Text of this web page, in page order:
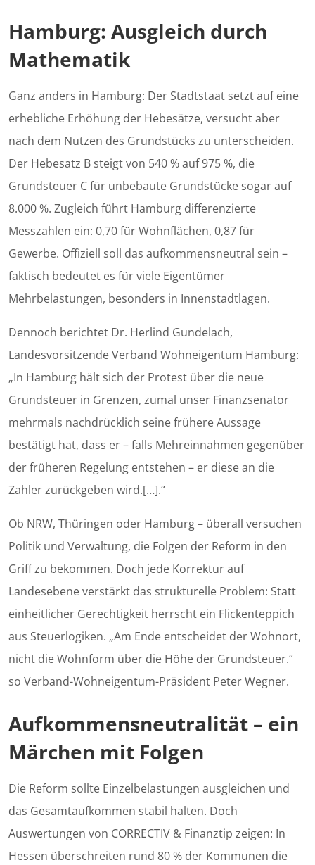
Hamburg: Ausgleich durch
Mathematik
Ganz anders in Hamburg: Der Stadtstaat setzt auf eine
erhebliche Erhöhung der Hebesätze, versucht aber
nach dem Nutzen des Grundstücks zu unterscheiden.
Der Hebesatz B steigt von 540 % auf 975 %, die
Grundsteuer C für unbebaute Grundstücke sogar auf
8.000 %. Zugleich führt Hamburg differenzierte
Messzahlen ein: 0,70 für Wohnflächen, 0,87 für
Gewerbe. Offiziell soll das aufkommensneutral sein –
faktisch bedeutet es für viele Eigentümer
Mehrbelastungen, besonders in Innenstadtlagen.
Dennoch berichtet Dr. Herlind Gundelach,
Landesvorsitzende Verband Wohneigentum Hamburg:
„In Hamburg hält sich der Protest über die neue
Grundsteuer in Grenzen, zumal unser Finanzsenator
mehrmals nachdrücklich seine frühere Aussage
bestätigt hat, dass er – falls Mehreinnahmen gegenüber
der früheren Regelung entstehen – er diese an die
Zahler zurückgeben wird.[…].“
Ob NRW, Thüringen oder Hamburg – überall versuchen
Politik und Verwaltung, die Folgen der Reform in den
Griff zu bekommen. Doch jede Korrektur auf
Landesebene verstärkt das strukturelle Problem: Statt
einheitlicher Gerechtigkeit herrscht ein Flickenteppich
aus Steuerlogiken. „Am Ende entscheidet der Wohnort,
nicht die Wohnform über die Höhe der Grundsteuer.“
so Verband-Wohneigentum-Präsident Peter Wegner.
Aufkommensneutralität – ein
Märchen mit Folgen
Die Reform sollte Einzelbelastungen ausgleichen und
das Gesamtaufkommen stabil halten. Doch
Auswertungen von CORRECTIV & Finanztip zeigen: In
Hessen überschreiten rund 80 % der Kommunen die